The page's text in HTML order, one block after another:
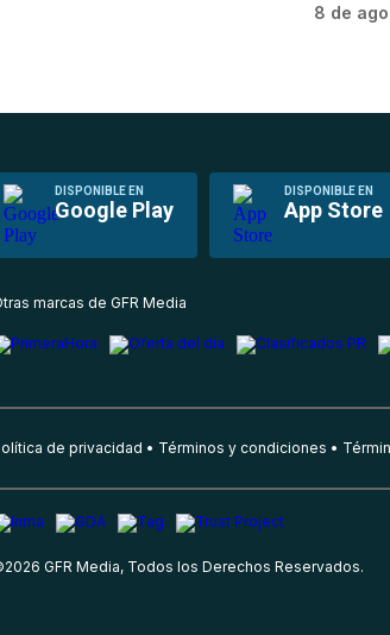
8 de
DISPONIBLE EN
Google Play
DISPONIBLE EN
App Store
marcas de GFR Media
de privacidad Términos y condiciones
2026 GFR Media, Todos los Derechos Reservados.